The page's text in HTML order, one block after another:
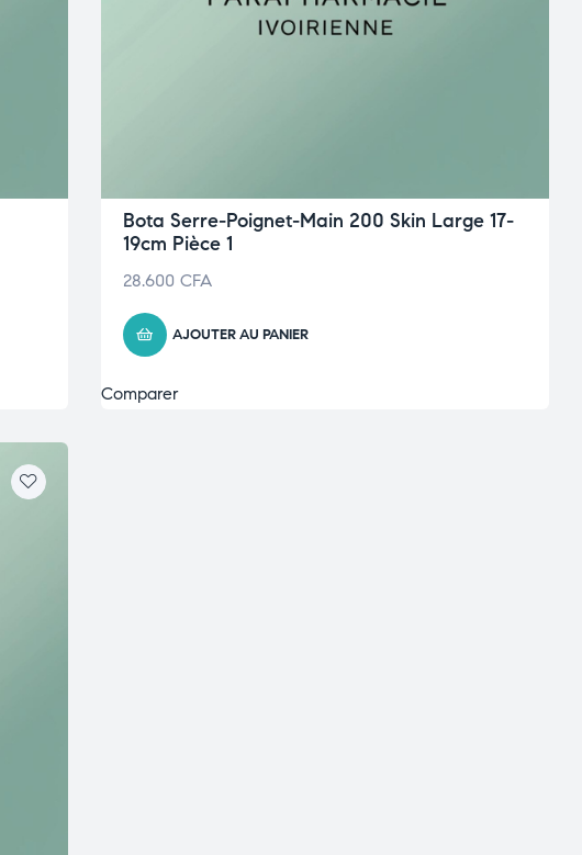
Bota Serre-Poignet-Main 200 Skin Large 17-
19cm Pièce 1
28.600 CFA
AJOUTER AU PANIER
Comparer